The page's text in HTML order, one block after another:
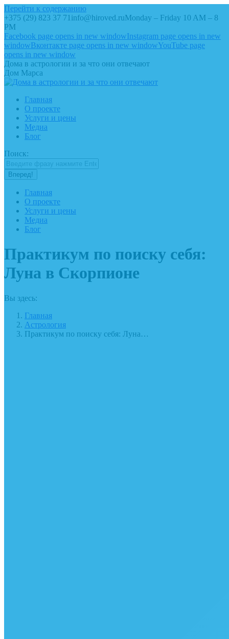
Перейти к содержанию
+375 (29) 823 37 71 info@hiroved.ruMonday – Friday 10 AM – 8
PM
Facebook page opens in new windowInstagram page opens in new
windowВконтакте page opens in new windowYouTube page
opens in new window
Дома в астрологии и за что они отвечают
Дом Марса
Главная
О проекте
Услуги и цены
Медиа
Блог
Поиск:
Главная
О проекте
Услуги и цены
Медиа
Блог
Практикум по поиску себя:
Луна в Скорпионе
Вы здесь:
Главная
Астрология
Практикум по поиску себя: Луна…